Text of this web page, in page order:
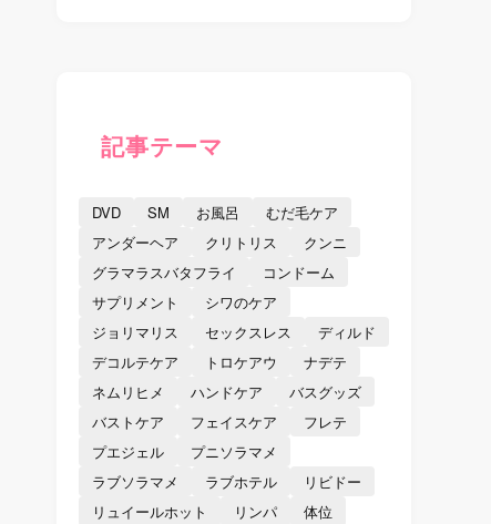
記事テーマ
DVD SM お風呂
むだ毛ケア
アンダーヘア
クリトリス
クンニ
グラマラスバタフライ
コンドーム
サプリメント
シワのケア
ジョリマリス
セックスレス
ディルド
デコルテケア
トロケアウ
ナデテ
ネムリヒメ
ハンドケア
バスグッズ
バストケア
フェイスケア
フレテ
プエジェル
プニソラマメ
ラブソラマメ
ラブホテル
リビドー
リュイールホット
リンパ
体位